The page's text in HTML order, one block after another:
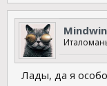
Лады, да я